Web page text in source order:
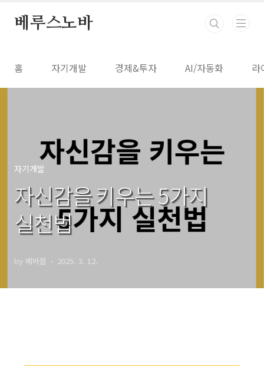
베루스노바
홈 자기개발 경제&투자 AI/자동화 라
자기개발
자신감을 키우는 5가지
실천법
by 베바블 2025. 3. 12.